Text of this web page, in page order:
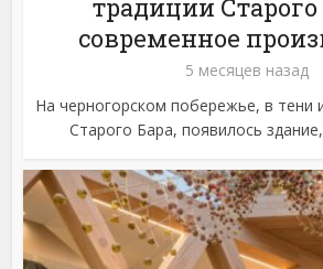
традиции Старого
современное
5 месяцев назад
На черногорском побережье, в тени
Старого Бара, появилось